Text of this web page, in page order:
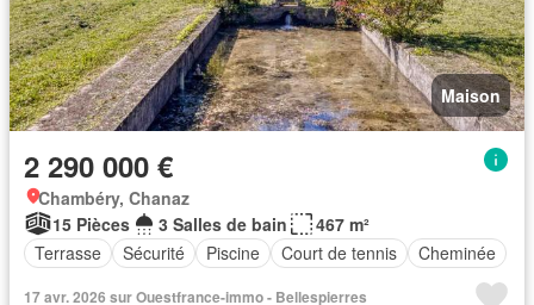
Maison
2 290 000 €
Chambéry, Chanaz
15 Pièces
3 Salles de bain
467 m²
Terrasse
Sécurité Piscine Court de tennis Cheminée
17 avr. 2026 sur Ouestfrance-immo - Bellespierres